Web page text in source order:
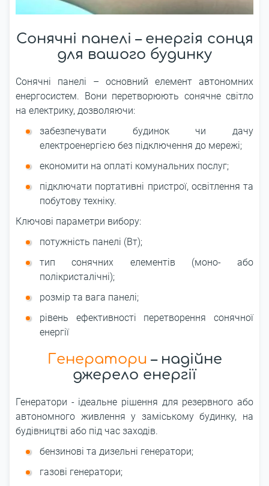
Сонячні панелі – енергія сонця
для вашого будинку
Сонячні панелі – основний елемент автономних
енергосистем. Вони перетворюють сонячне світло
на електрику, дозволяючи:
забезпечувати будинок чи дачу
електроенергією без підключення до мережі;
економити на оплаті комунальних послуг;
підключати портативні пристрої, освітлення та
побутову техніку.
Ключові параметри вибору:
потужність панелі (Вт);
тип сонячних елементів (моно- або
полікристалічні);
розмір та вага панелі;
рівень ефективності перетворення сонячної
енергії
Генератори – надійне
джерело енергії
Генератори - ідеальне рішення для резервного або
автономного живлення у заміському будинку, на
будівництві або під час заходів.
бензинові та дизельні генератори;
газові генератори;